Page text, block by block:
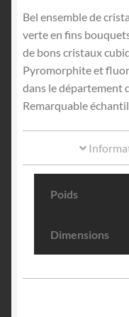
Bel ensemble de
verte en fins
de bons cristaux
Pyromorphite et
dans le département
Remarquable
Poids
Dimensions